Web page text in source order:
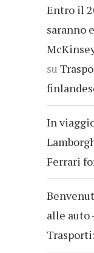
Entro il
saranno
su
In
Ferrari
alle auto